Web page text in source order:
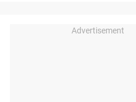
Advertisement